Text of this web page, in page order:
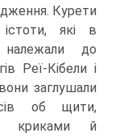
Курети
які в
належали до
Реї-Кібели і
заглушали
об щити,
криками й